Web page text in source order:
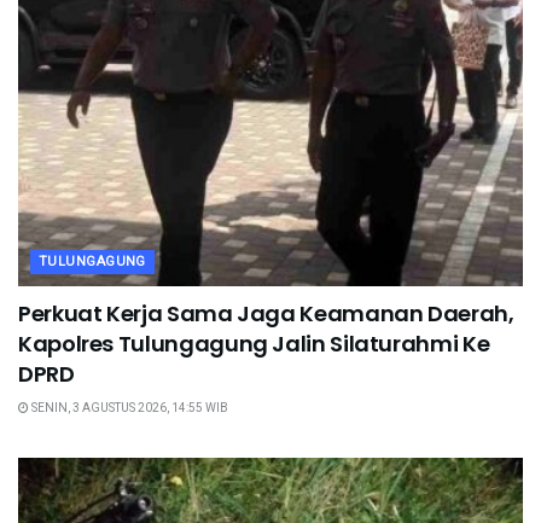
TULUNGAGUNG
Perkuat Kerja Sama Jaga Keamanan Daerah,
Kapolres Tulungagung Jalin Silaturahmi Ke
DPRD
SENIN, 3 AGUSTUS 2026, 14:55 WIB